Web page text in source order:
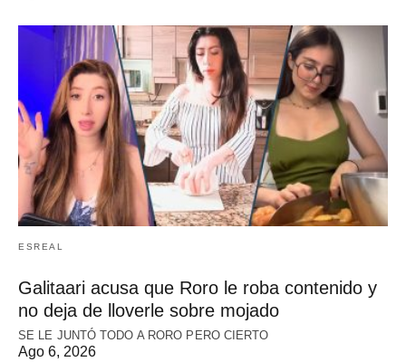
ESREAL
Galitaari acusa que Roro le roba contenido y
no deja de lloverle sobre mojado
SE LE JUNTÓ TODO A RORO PERO CIERTO
Ago 6, 2026